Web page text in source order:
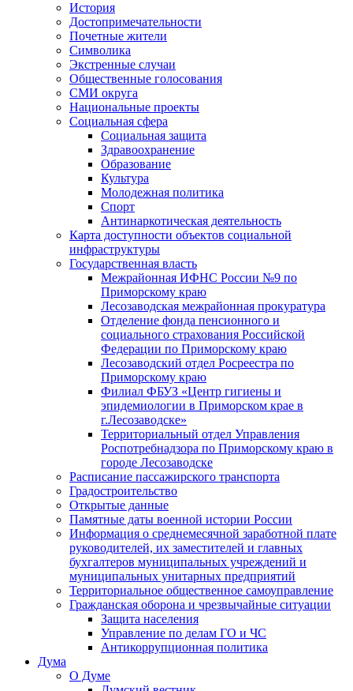
История
Достопримечательности
Почетные жители
Символика
Экстренные случаи
Общественные голосования
СМИ округа
Национальные проекты
Социальная сфера
Социальная защита
Здравоохранение
Образование
Культура
Молодежная политика
Спорт
Антинаркотическая деятельность
Карта доступности объектов социальной
инфраструктуры
Государственная власть
Межрайонная ИФНС России №9 по
Приморскому краю
Лесозаводская межрайонная прокуратура
Отделение фонда пенсионного и
социального страхования Российской
Федерации по Приморскому краю
Лесозаводский отдел Росреестра по
Приморскому краю
Филиал ФБУЗ «Центр гигиены и
эпидемиологии в Приморском крае в
г.Лесозаводске»
Территориальный отдел Управления
Роспотребнадзора по Приморскому краю в
городе Лесозаводске
Расписание пассажирского транспорта
Градостроительство
Открытые данные
Памятные даты военной истории России
Информация о среднемесячной заработной плате
руководителей, их заместителей и главных
бухгалтеров муниципальных учреждений и
муниципальных унитарных предприятий
Территориальное общественное самоуправление
Гражданская оборона и чрезвычайные ситуации
Защита населения
Управление по делам ГО и ЧС
Антикоррупционная политика
Дума
О Думе